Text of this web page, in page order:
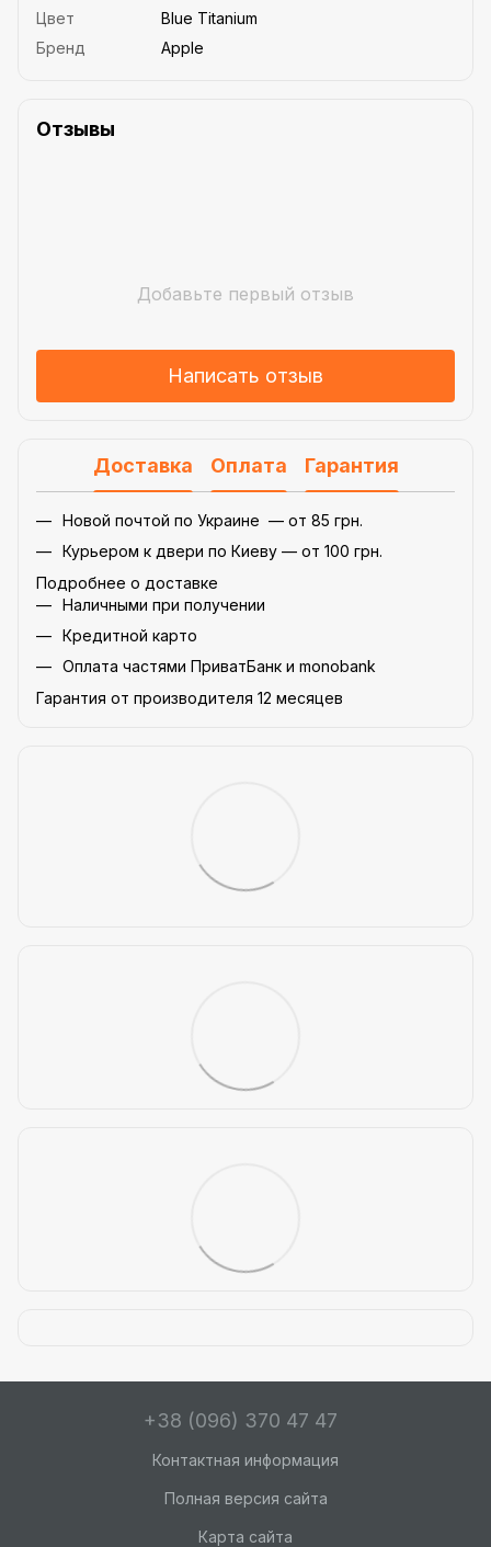
Цвет
Blue Titanium
Бренд
Apple
Отзывы
Добавьте первый отзыв
Написать отзыв
Доставка Оплата Гарантия
Новой почтой по Украине — от 85 грн.
Курьером к двери по Киеву — от 100 грн.
Подробнее о доставке
Наличными при получении
Кредитной карто
Оплата частями ПриватБанк и monobank
Гарантия от производителя 12 месяцев
+38 (096) 370 47 47
Контактная информация
Полная версия сайта
Карта сайта